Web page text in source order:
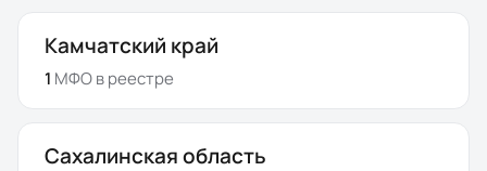
Камчатский край
1 МФОв реестре
Сахалинская область